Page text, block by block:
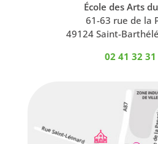
École des Arts
61-63 rue de la
49124 Saint-
02 41 32 31